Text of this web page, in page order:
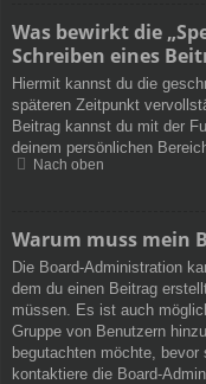
Was bewirkt die
Schreiben eines
Hiermit kannst du die
späteren Zeitpunkt
Beitrag kannst du mit der
deinem persönlichen
Nach oben
Warum muss mein
Die Board-Administration
dem du einen Beitrag
müssen. Es ist auch
Gruppe von Benutzern
begutachten möchte,
kontaktiere die Board-